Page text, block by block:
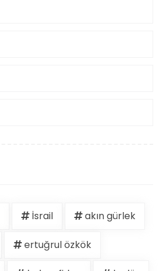
İsrail akın gürlek
ertuğrul özkök